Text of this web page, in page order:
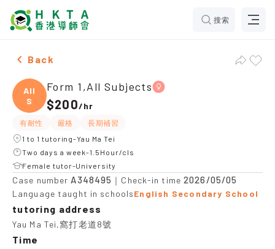
搜索
Female Form 1,All Subjects，Yau Ma Tei Tuition
Back
All
S
Form 1,All Subjects
$200/hr
有耐性 嚴格
長期補習
1 to 1 tutoring-Yau Ma Tei
Two days a week-1.5Hour/cls
Female tutor-University
Case number A348495 ｜Check-in time2026/05/05
Language taught in schoolsEnglish Secondary School
tutoring address
Yau Ma Tei,窩打老道8號
Time